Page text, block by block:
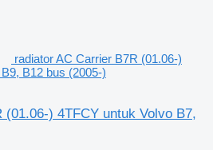
radiator AC Carrier B7R (01.06-)
B12 bus (2005-)
(01.06-) 4TFCY untuk Volvo B7,